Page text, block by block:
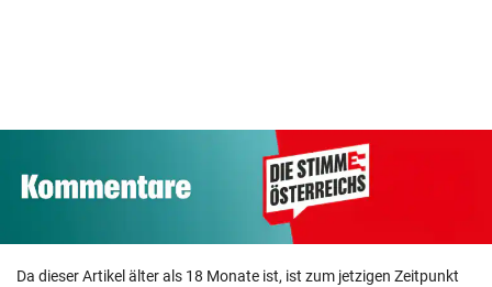
Da dieser Artikel älter als 18 Monate ist, ist zum jetzigen Zeitpunkt